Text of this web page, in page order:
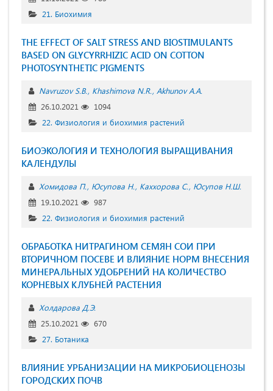
21. Биохимия
THE EFFECT OF SALT STRESS AND BIOSTIMULANTS
BASED ON GLYCYRRHIZIC ACID ON COTTON
PHOTOSYNTHETIC PIGMENTS
Navruzov S.B. Khashimova N.R. Akhunov A.A.
26.10.2021
1094
22. Физиология и биохимия растений
БИОЭКОЛОГИЯ И ТЕХНОЛОГИЯ ВЫРАЩИВАНИЯ
КАЛЕНДУЛЫ
Хомидова П. Юсупова Н. Каххорова С. Юсупов Н.Ш.
19.10.2021
987
22. Физиология и биохимия растений
ОБРАБОТКА НИТРАГИНОМ СЕМЯН СОИ ПРИ
ВТОРИЧНОМ ПОСЕВЕ И ВЛИЯНИЕ НОРМ ВНЕСЕНИЯ
МИНЕРАЛЬНЫХ УДОБРЕНИЙ НА КОЛИЧЕСТВО
КОРНЕВЫХ КЛУБНЕЙ РАСТЕНИЯ
Холдарова Д.Э.
25.10.2021
670
27. Ботаника
ВЛИЯНИЕ УРБАНИЗАЦИИ НА МИКРОБИОЦЕНОЗЫ
ГОРОДСКИХ ПОЧВ